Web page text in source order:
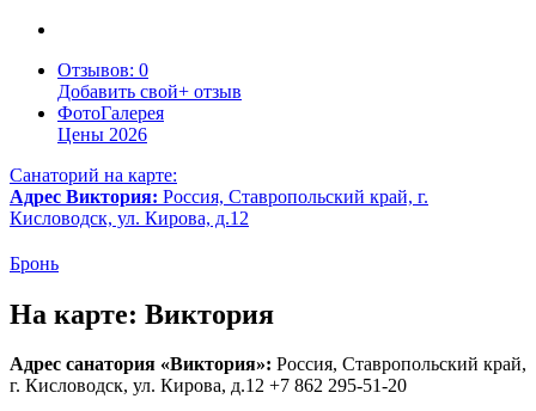
Отзывов: 0
Добавить свой+ отзыв
ФотоГалерея
Цены 2026
Санаторий на карте:
Адрес Виктория: Россия, Ставропольский край, г.
Кисловодск, ул. Кирова, д.12
Бронь
На карте: Виктория
Адрес санатория «Виктория»: Россия, Ставропольский край,
г. Кисловодск, ул. Кирова, д.12 +7 862 295-51-20